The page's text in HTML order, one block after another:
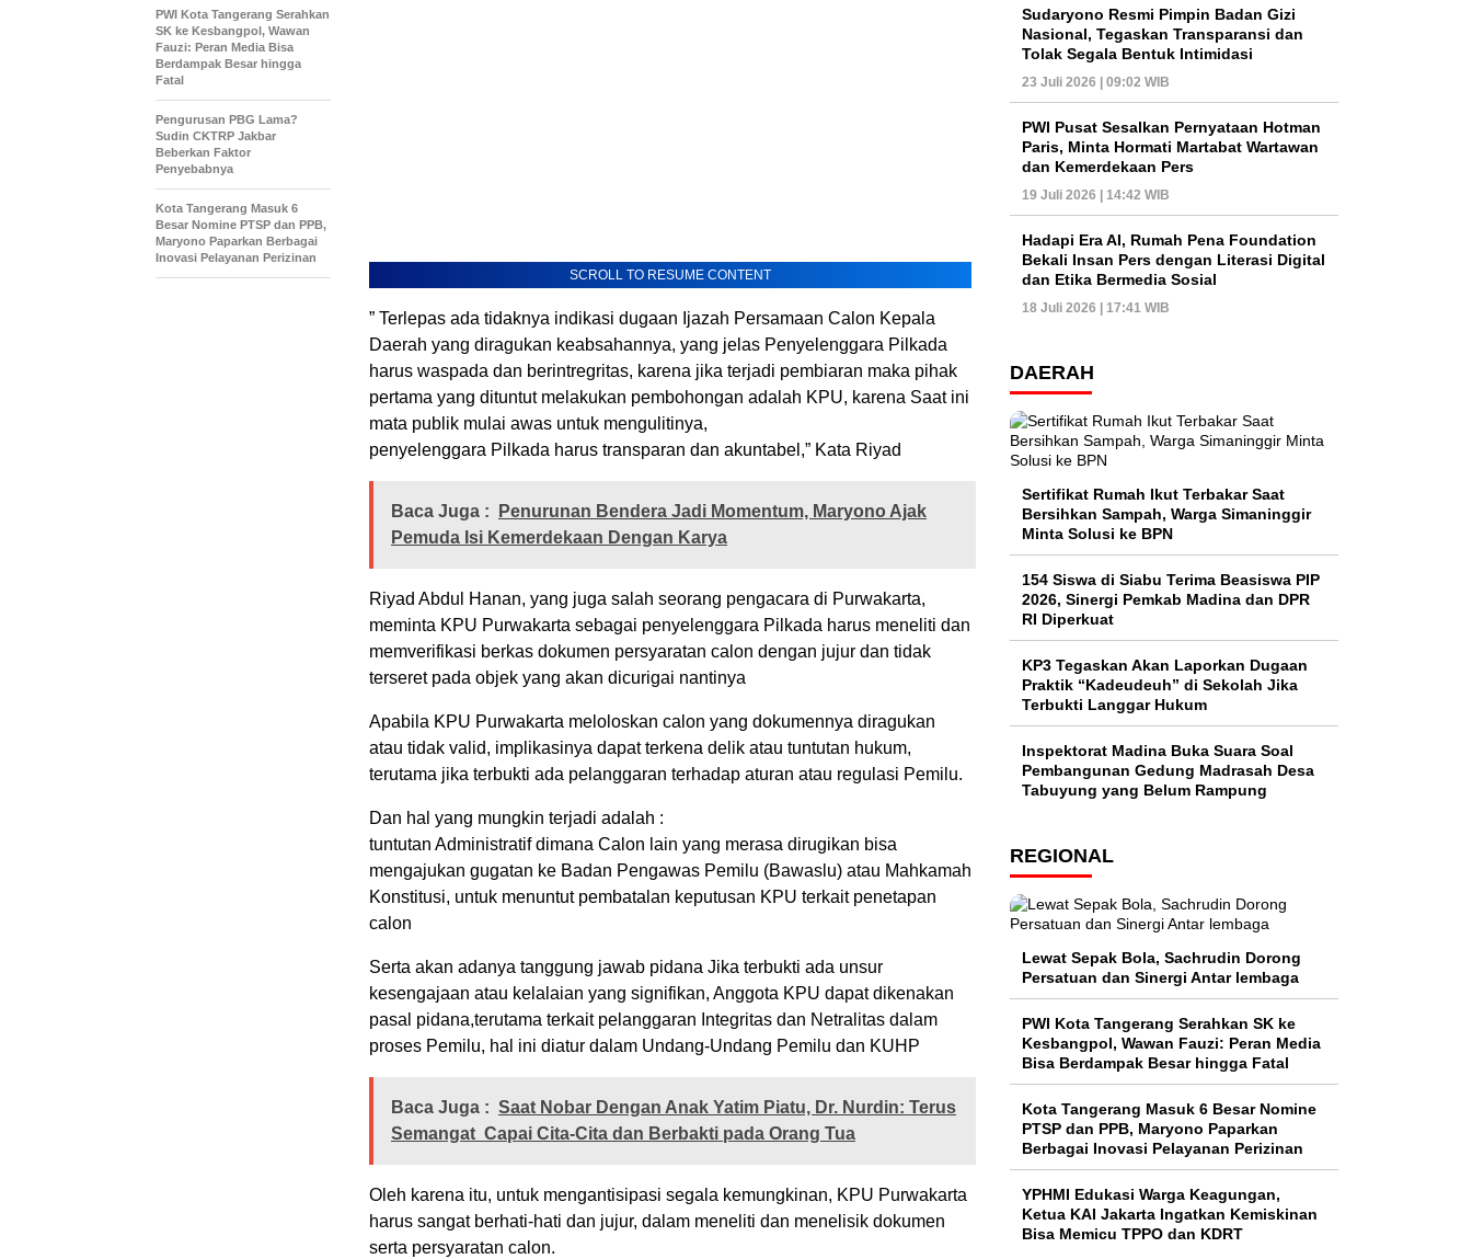
SCROLL TO RESUME CONTENT
” Terlepas ada tidaknya indikasi dugaan Ijazah Persamaan Calon Kepala
Daerah yang diragukan keabsahannya, yang jelas Penyelenggara Pilkada
harus waspada dan berintregritas, karena jika terjadi pembiaran maka pihak
pertama yang dituntut melakukan pembohongan adalah KPU, karena Saat ini
mata publik mulai awas untuk mengulitinya,
penyelenggara Pilkada harus transparan dan akuntabel,” Kata Riyad
Baca Juga :
Penurunan Bendera Jadi Momentum, Maryono Ajak
Pemuda Isi Kemerdekaan Dengan Karya
Riyad Abdul Hanan, yang juga salah seorang pengacara di Purwakarta,
meminta KPU Purwakarta sebagai penyelenggara Pilkada harus meneliti dan
memverifikasi berkas dokumen persyaratan calon dengan jujur dan tidak
terseret pada objek yang akan dicurigai nantinya
Apabila KPU Purwakarta meloloskan calon yang dokumennya diragukan
atau tidak valid, implikasinya dapat terkena delik atau tuntutan hukum,
terutama jika terbukti ada pelanggaran terhadap aturan atau regulasi Pemilu.
Dan hal yang mungkin terjadi adalah :
tuntutan Administratif dimana Calon lain yang merasa dirugikan bisa
mengajukan gugatan ke Badan Pengawas Pemilu (Bawaslu) atau Mahkamah
Konstitusi, untuk menuntut pembatalan keputusan KPU terkait penetapan
calon
Serta akan adanya tanggung jawab pidana Jika terbukti ada unsur
kesengajaan atau kelalaian yang signifikan, Anggota KPU dapat dikenakan
pasal pidana,terutama terkait pelanggaran Integritas dan Netralitas dalam
proses Pemilu, hal ini diatur dalam Undang-Undang Pemilu dan KUHP
Baca Juga : Saat Nobar Dengan Anak Yatim Piatu, Dr. Nurdin: Terus
Semangat Capai Cita-Cita dan Berbakti pada Orang Tua
Oleh karena itu, untuk mengantisipasi segala kemungkinan, KPU Purwakarta
harus sangat berhati-hati dan jujur, dalam meneliti dan menelisik dokumen
serta persyaratan calon.
PWI Kota Tangerang Serahkan
SK ke Kesbangpol, Wawan
Fauzi: Peran Media Bisa
Berdampak Besar hingga
Fatal
Pengurusan PBG Lama?
Sudin CKTRP Jakbar
Beberkan Faktor
Penyebabnya
Kota Tangerang Masuk 6
Besar Nomine PTSP dan PPB,
Maryono Paparkan Berbagai
Inovasi Pelayanan Perizinan
Sudaryono Resmi Pimpin Badan Gizi
Nasional, Tegaskan Transparansi dan
Tolak Segala Bentuk Intimidasi
23 Juli 2026 | 09:02 WIB
PWI Pusat Sesalkan Pernyataan Hotman
Paris, Minta Hormati Martabat Wartawan
dan Kemerdekaan Pers
19 Juli 2026 | 14:42 WIB
Hadapi Era AI, Rumah Pena Foundation
Bekali Insan Pers dengan Literasi Digital
dan Etika Bermedia Sosial
18 Juli 2026 | 17:41 WIB
DAERAH
Sertifikat Rumah Ikut Terbakar Saat
Bersihkan Sampah, Warga Simaninggir
Minta Solusi ke BPN
154 Siswa di Siabu Terima Beasiswa PIP
2026, Sinergi Pemkab Madina dan DPR
RI Diperkuat
KP3 Tegaskan Akan Laporkan Dugaan
Praktik “Kadeudeuh” di Sekolah Jika
Terbukti Langgar Hukum
Inspektorat Madina Buka Suara Soal
Pembangunan Gedung Madrasah Desa
Tabuyung yang Belum Rampung
REGIONAL
Lewat Sepak Bola, Sachrudin Dorong
Persatuan dan Sinergi Antar lembaga
PWI Kota Tangerang Serahkan SK ke
Kesbangpol, Wawan Fauzi: Peran Media
Bisa Berdampak Besar hingga Fatal
Kota Tangerang Masuk 6 Besar Nomine
PTSP dan PPB, Maryono Paparkan
Berbagai Inovasi Pelayanan Perizinan
YPHMI Edukasi Warga Keagungan,
Ketua KAI Jakarta Ingatkan Kemiskinan
Bisa Memicu TPPO dan KDRT